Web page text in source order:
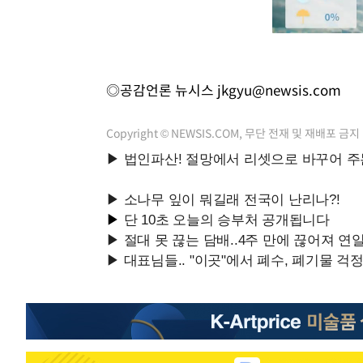
◎공감언론 뉴시스 jkgyu@newsis.com
Copyright © NEWSIS.COM, 무단 전재 및 재배포 금지